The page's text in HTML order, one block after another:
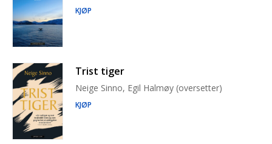
KJØP
Trist tiger
Neige Sinno, Egil Halmøy (oversetter)
KJØP